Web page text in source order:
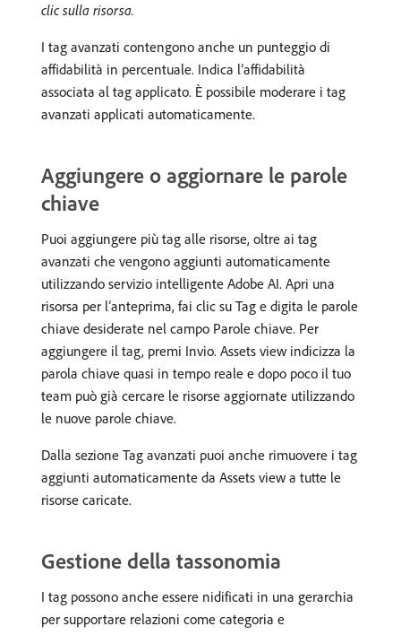
clic sulla risorsa.
I tag avanzati contengono anche un punteggio di
affidabilità in percentuale. Indica l’affidabilità
associata al tag applicato. È possibile moderare i tag
avanzati applicati automaticamente.
Aggiungere o aggiornare le parole
chiave
Puoi aggiungere più tag alle risorse, oltre ai tag
avanzati che vengono aggiunti automaticamente
utilizzando servizio intelligente Adobe AI. Apri una
risorsa per l’anteprima, fai clic su Tag e digita le parole
chiave desiderate nel campo Parole chiave. Per
aggiungere il tag, premi Invio. Assets view indicizza la
parola chiave quasi in tempo reale e dopo poco il tuo
team può già cercare le risorse aggiornate utilizzando
le nuove parole chiave.
Dalla sezione Tag avanzati puoi anche rimuovere i tag
aggiunti automaticamente da Assets view a tutte le
risorse caricate.
Gestione della tassonomia
I tag possono anche essere nidificati in una gerarchia
per supportare relazioni come categoria e